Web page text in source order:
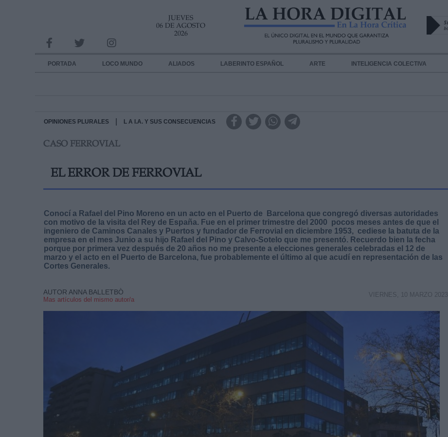
JUEVES
06 DE AGOSTO
2026
PORTADA LOCO MUNDO ALIADOS LABERINTO ESPAÑOL ARTE INTELIGENCIA COLECTIVA
OPINIONES PLURALES L A I.A. Y SUS CONSECUENCIAS
CASO FERROVIAL
EL ERROR DE FERROVIAL
Conocí a Rafael del Pino Moreno en un acto en el Puerto de Barcelona que congregó diversas autoridades
con motivo de la visita del Rey de España. Fue en el primer trimestre del 2000 pocos meses antes de que el
ingeniero de Caminos Canales y Puertos y fundador de Ferrovial en diciembre 1953, cediese la batuta de la
empresa en el mes Junio a su hijo Rafael del Pino y Calvo-Sotelo que me presentó. Recuerdo bien la fecha
porque por primera vez después de 20 años no me presente a elecciones generales celebradas el 12 de
marzo y el acto en el Puerto de Barcelona, fue probablemente el último al que acudí en representación de las
Cortes Generales.
AUTOR ANNA BALLETBÒ
Mas artículos del mismo autor/a
VIERNES, 10 MARZO 2023
INFORMACION SOBRE LA PROTECCIÓN DE TUS DATOS
Responsable:
Destinatarios:
Información adicional
link